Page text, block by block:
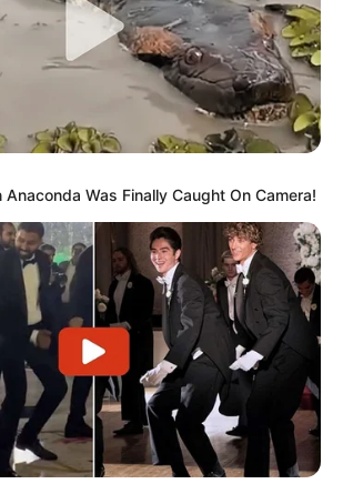
Anaconda Was Finally Caught On Camera!